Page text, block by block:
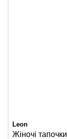
Leon
Жіночі